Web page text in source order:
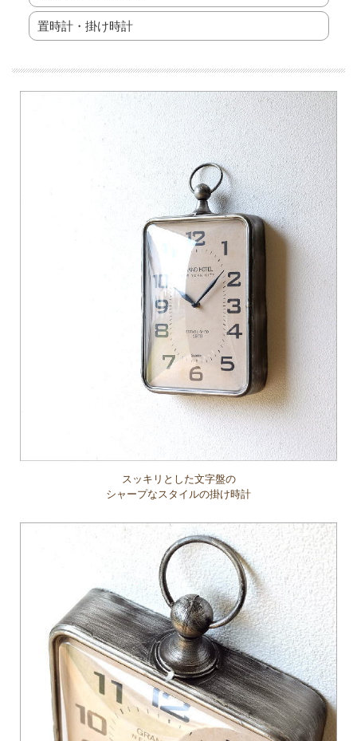
置時計・掛け時計
スッキリとした文字盤の
シャープなスタイルの掛け時計